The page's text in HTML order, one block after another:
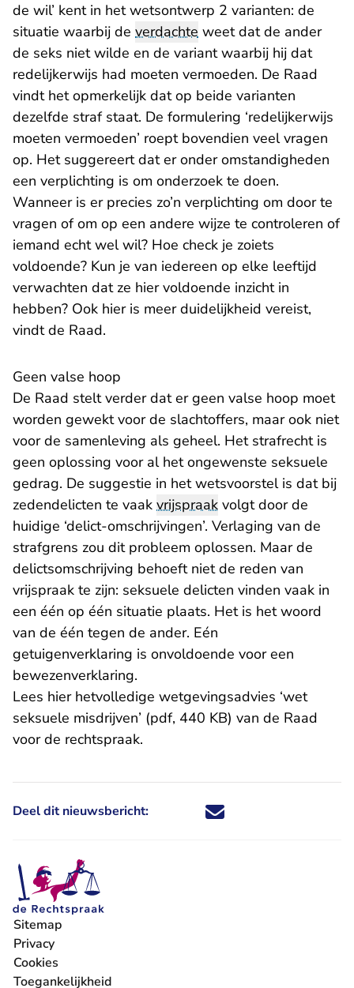
de wil’ kent in het wetsontwerp 2 varianten: de
situatie waarbij de verdachte weet dat de ander
de seks niet wilde en de variant waarbij hij dat
redelijkerwijs had moeten vermoeden. De Raad
vindt het opmerkelijk dat op beide varianten
dezelfde straf staat. De formulering ‘redelijkerwijs
moeten vermoeden’ roept bovendien veel vragen
op. Het suggereert dat er onder omstandigheden
een verplichting is om onderzoek te doen.
Wanneer is er precies zo’n verplichting om door te
vragen of om op een andere wijze te controleren of
iemand echt wel wil? Hoe check je zoiets
voldoende? Kun je van iedereen op elke leeftijd
verwachten dat ze hier voldoende inzicht in
hebben? Ook hier is meer duidelijkheid vereist,
vindt de Raad.
Geen valse hoop
De Raad stelt verder dat er geen valse hoop moet
worden gewekt voor de slachtoffers, maar ook niet
voor de samenleving als geheel. Het strafrecht is
geen oplossing voor al het ongewenste seksuele
gedrag. De suggestie in het wetsvoorstel is dat bij
zedendelicten te vaak vrijspraak volgt door de
huidige ‘delict-omschrijvingen’. Verlaging van de
strafgrens zou dit probleem oplossen. Maar de
delictsomschrijving behoeft niet de reden van
vrijspraak te zijn: seksuele delicten vinden vaak in
een één op één situatie plaats. Het is het woord
van de één tegen de ander. Eén
getuigenverklaring is onvoldoende voor een
bewezenverklaring.
Lees hier hetvolledige wetgevingsadvies ‘wet
seksuele misdrijven’ (pdf, 440 KB) van de Raad
voor de rechtspraak.
Deel dit nieuwsbericht: Deel dit nieuwsbericht via X -
Deel dit nieuwsbericht via
Deel dit nieuwsbericht
Deel dit
Sitemap
Privacy
Cookies
Toegankelijkheid